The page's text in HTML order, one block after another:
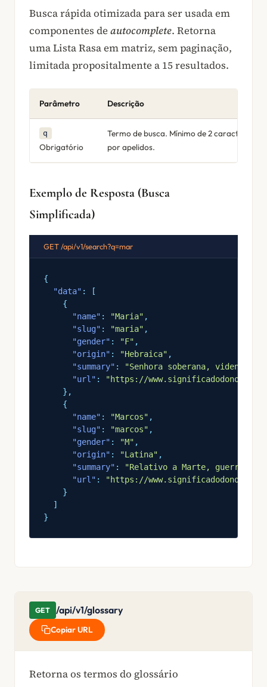
Busca rápida otimizada para ser usada em
componentes de autocomplete. Retorna
uma Lista Rasa em matriz, sem paginação,
limitada propositalmente a 15 resultados.
Parâmetro Descrição
q
Obrigatório
Termo de busca. Mínimo de 2 caracteres.
por apelidos.
Exemplo de Resposta (Busca
Simplificada)
GET /api/v1/search?q=mar
{
"data" : [
{
"name" : "Maria" ,
"slug" : "maria" ,
"gender" : "F" ,
"origin" : "Hebraica" ,
"summary" :
"Senhora soberana, vidente
"url" :
"https://
} ,
{
"name" : "Marcos" ,
"slug" : "marcos" ,
"gender" : "M" ,
"origin" : "Latina" ,
"summary" :
"Relativo a Marte, guerreiro."
"url" :
"https://
}
]
}
GET /api/v1/glossary
Copiar URL
Retorna os termos do glossário